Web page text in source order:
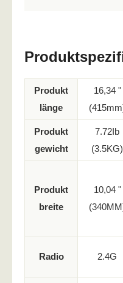
Produkt
länge
16,34 "
Produkt
gewicht
7.72Ib
(3.5KG)
Produkt
breite
10,04 "
Radio 2.4G